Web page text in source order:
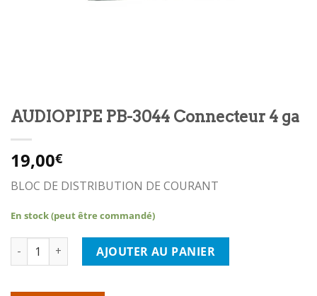
AUDIOPIPE PB-3044 Connecteur 4 ga
19,00€
BLOC DE DISTRIBUTION DE COURANT
En stock (peut être commandé)
quantité de AUDIOPIPE PB-3044 Connecteur 4 ga
AJOUTER AU PANIER